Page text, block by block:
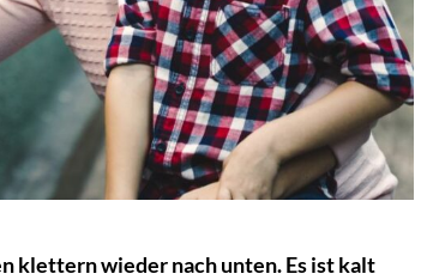
klettern wieder nach unten. Es ist kalt